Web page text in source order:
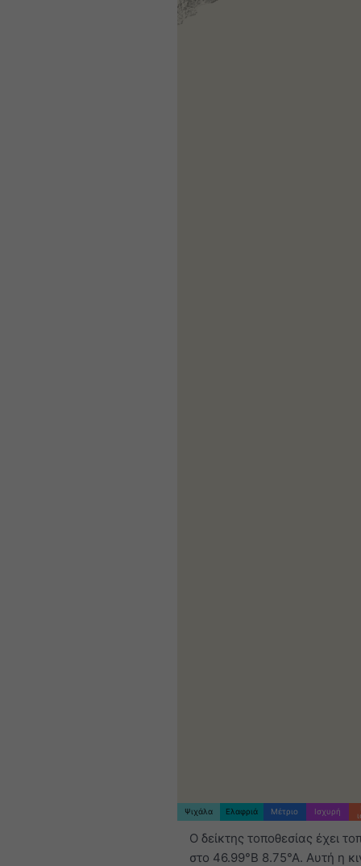
Ψιχάλα Ελαφριά Μέτριο Ισχυρή
Ο δείκτης τοποθεσίας έχει
στο 46.99°Β 8.75°Α. Αυτή η